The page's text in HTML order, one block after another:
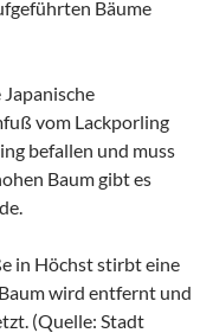
Bäume
vom Lackporling
befallen und muss
Baum gibt es
in Höchst stirbt eine
wird entfernt und
(Quelle: Stadt